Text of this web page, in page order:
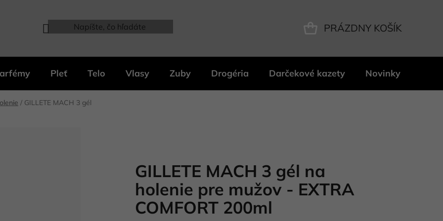
PRÁZDNY KOŠÍK
Pleť Telo Vlasy Zuby Drogéria Darčekové kazety Novinky
/ GILLETE MACH 3 gél
GILLETE MACH 3 gél na
holenie pre mužov - EXTRA
COMFORT 200ml